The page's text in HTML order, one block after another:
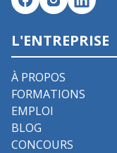
L'ENTREPRISE
À PROPOS
FORMATIONS
EMPLOI
BLOG
CONCOURS